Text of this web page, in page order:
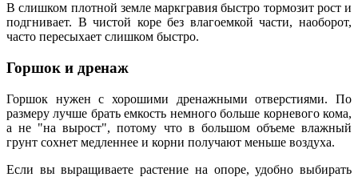
В слишком плотной земле маркгравия быстро тормозит рост и
подгнивает. В чистой коре без влагоемкой части, наоборот,
часто пересыхает слишком быстро.
Горшок и дренаж
Горшок нужен с хорошими дренажными отверстиями. По
размеру лучше брать емкость немного больше корневого кома,
а не "на вырост", потому что в большом объеме влажный
грунт сохнет медленнее и корни получают меньше воздуха.
Если вы выращиваете растение на опоре, удобно выбирать